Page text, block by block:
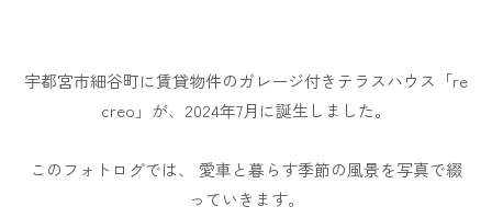
宇都宮市細谷町に賃貸物件のガレージ付きテラスハウス「re
creo」が、2024年7月に誕生しました。
このフォトログでは、 愛車と暮らす季節の風景を写真で綴
っていきます。